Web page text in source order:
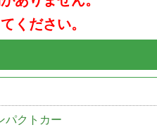
ください。
パクトカー